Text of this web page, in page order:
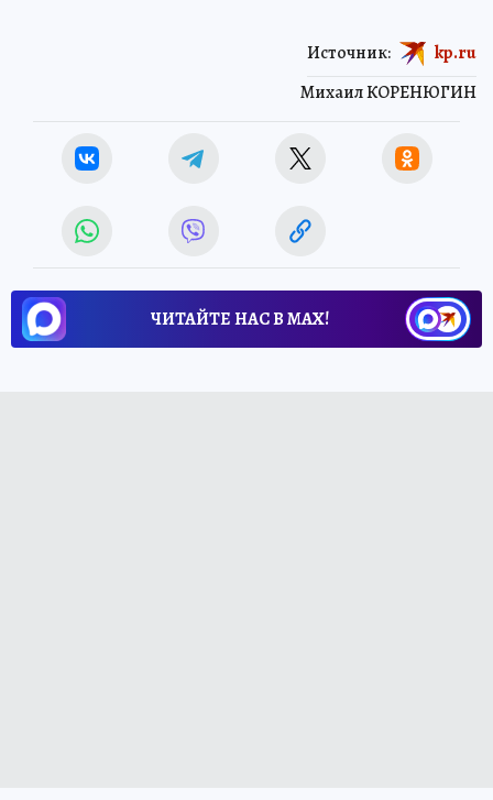
Михаил КОРЕНЮГИН
Источник: kp.ru
ЧИТАЙТЕ НАС В МАХ!